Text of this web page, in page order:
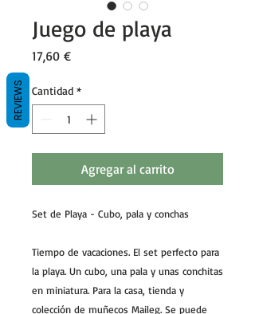
Juego de playa
17,60 €Precio
Cantidad *
Agregar al carrito
Set de Playa - Cubo, pala y conchas
Tiempo de vacaciones. El set perfecto para
la playa. Un cubo, una pala y unas conchitas
en miniatura. Para la casa, tienda y
colección de muñecos Maileg. Se puede
REVIEWS